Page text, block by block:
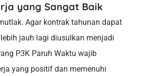
yang Sangat Baik
Agar kontrak tahunan dapat
jauh lagi diusulkan menjadi
P3K Paruh Waktu wajib
yang positif dan memenuhi